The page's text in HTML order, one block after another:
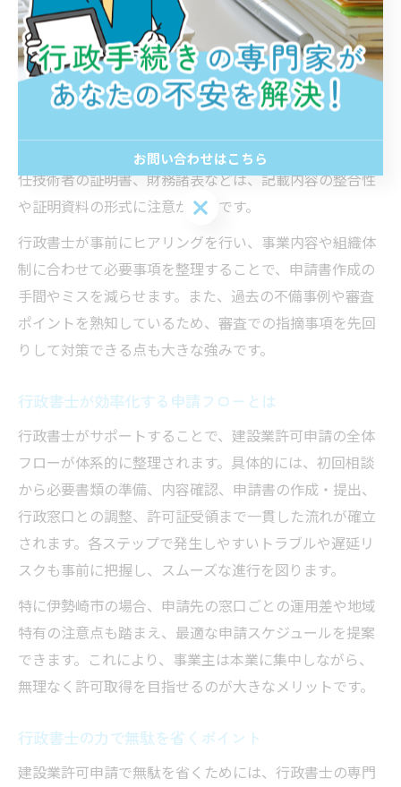
行政書士がサポートする書類作成のコツ
建設業許可申請で最も重要なのは、正確かつ漏れのない
書類作成です。行政書士は、伊勢崎市の大工工事許可申
らしてチェックします。特に経営業務の管理責任者や専
任技術者の証明書、財務諸表などは、記載内容の整合性
や証明資料の形式に注意が必要です。
行政書士が事前にヒアリングを行い、事業内容や組織体
制に合わせて必要事項を整理することで、申請書作成の
手間やミスを減らせます。また、過去の不備事例や審査
ポイントを熟知しているため、審査での指摘事項を先回
りして対策できる点も大きな強みです。
行政書士が効率化する申請フローとは
行政書士がサポートすることで、建設業許可申請の全体
フローが体系的に整理されます。具体的には、初回相談
から必要書類の準備、内容確認、申請書の作成・提出、
行政窓口との調整、許可証受領まで一貫した流れが確立
されます。各ステップで発生しやすいトラブルや遅延リ
スクも事前に把握し、スムーズな進行を図ります。
特に伊勢崎市の場合、申請先の窓口ごとの運用差や地域
特有の注意点も踏まえ、最適な申請スケジュールを提案
できます。これにより、事業主は本業に集中しながら、
無理なく許可取得を目指せるのが大きなメリットです。
行政書士の力で無駄を省くポイント
建設業許可申請で無駄を省くためには、行政書士の専門
お問い合わせはこちら
お問い合わせはこちら